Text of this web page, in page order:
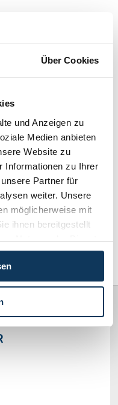
Über Cookies
und Anzeigen zu
Medien anbieten
Website zu
Informationen zu Ihrer
Partner für
weiter. Unsere
möglicherweise mit
ihnen bereitgestellt
Nutzung der Dienste
(417)